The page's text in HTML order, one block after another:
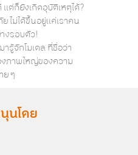
แต่ก็ยังเกิดอุบัติเหตุได้?
ไม่ได้ขึ้นอยู่แค่เราคน
งรอบตัว!
รู้จักโมเดล ที่ชื่อว่า
งภาพใหญ่ของความ
ย ๆ
นโดย